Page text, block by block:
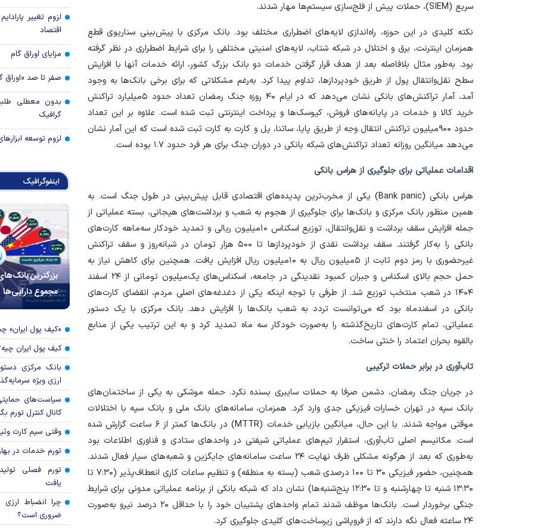
سریع (SIEM)، حملات پیش از فلج‌سازی سیستم‌ها مهار شدند.
نکته کلیدی در این حوزه، راه‌اندازی لایه‌های اضطراری مختلف بود. بانک مرکزی با پیش‌بینی سناریوی قطع
همزمان اینترنت، برق و اختلال در شبکه شتاب، لایه‌های امنیتی مختلفی را برای شرایط اضطراری در نظر گرفته
بود. به‌طور مثال بلافاصله بعد از هدف قرار گرفتن خدمات دو بانک بزرگ کشور، ارائه خدمات آنها با افزایش
سطح نقل‌و‌انتقال پول از طریق خودپردازها، تداوم پیدا کرد. به‌رغم مشکلاتی که برای برخی بانک‌ها به وجود
آمد، آمار تراکنش‌های بانکی نشان می‌دهد که در ایام ۴۰ روزه جنگ رمضان تعداد حدود ۵‌میلیارد تراکنش
خرید کالا و خدمات در پایانه‌های فروش، کیوسک‌ها و پرداخت اینترنتی ثبت شده است. علاوه بر این تعداد
حدود ۹۰۰‌میلیون تراکنش انتقال وجه از طریق پایا، ساتنا، پل و کارت به کارت ثبت شده است که این آمار نشان
می‌دهد میانگین روزانه تعداد تراکنش‌های شبکه بانکی در دوران جنگ برای هر فرد حدود ۱.۷ بوده است.
اقدامات عملیاتی برای جلوگیری از هراس بانکی
هراس بانکی (Bank panic) یکی از مخرب‌ترین پدیده‌های اقتصادی قابل پیش‌بینی در طول جنگ است. به
همین منظور بانک مرکزی و بانک‌ها برای جلوگیری از هجوم به شعب و برداشت‌های هیجانی، بسته عملیاتی از
جمله افزایش سقف برداشت و نقل‌و‌انتقال، توزیع اسکناس ۱۰میلیون ریالی و تمدید خودکار سه‌ماهه کارت‌های
بانکی را به‌کار گرفتند. سقف برداشت نقدی از خودپرداز‌ها تا ۵۰۰ هزار تومان در شبانه‌روز و سقف تراکنش
غیرحضوری با رمز دوم ثابت از ۵‌میلیون ریال به ۱۰‌میلیون ریال افزایش یافت. همچنین برای کاهش نیاز به
حمل حجم بالای اسکناس و جبران کمبود نقدینگی در جامعه، اسکناس‌های یک‌میلیون تومانی از ۲۴ اسفند
۱۴۰۴ در شعب منتخب توزیع شد. از طرفی با توجه اینکه یکی از دغدغه‌های اصلی مردم، انقضای کارت‌های
بانکی در اسفندماه بود که می‌توانست تردد به شعب بانک‌ها را افزایش دهد. بانک مرکزی با یک دستور
عملیاتی، تمام کارت‌های تاریخ‌گذشته را به‌صورت خودکار سه ماه تمدید کرد و به این ترتیب یکی از منابع
بالقوه بحران اعتماد را خنثی ساخت.
تاب‌آوری در برابر حملات ترکیبی
در جریان جنگ رمضان، دشمن صرفا به حملات سایبری بسنده نکرد. حمله موشکی به یکی از ساختمان‌های
بانک سپه در تهران خسارات فیزیکی جدی وارد کرد. همزمان، سامانه‌های بانک ملی و بانک سپه با اختلالات
موقتی مواجه شدند. با این حال، میانگین بازیابی خدمات (MTTR) در بانک‌ها کمتر از ۶ ساعت گزارش شده
است. مکانیسم اصلی تاب‌آوری، استقرار تیم‌های عملیاتی شیفتی در واحد‌های ستادی و فناوری اطلاعات بود
به‌طوری که بعد از هرگونه مشکلی ظرف نهایت ۲۴ ساعت سامانه‌های جایگزین و شعبه‌های سیار فعال شدند.
همچنین، حضور فیزیکی ۳۰ تا ۱۰۰ درصدی شعب (بسته به منطقه) و تنظیم ساعات کاری انعطاف‌پذیر (۷:۳۰ تا
۱۳:۳۰ شنبه تا چهارشنبه و تا ۱۲:۳۰ پنج‌شنبه‌ها) نشان داد که شبکه بانکی از برنامه عملیاتی مدونی برای شرایط
جنگی برخوردار است. بانک‌ها موظف شدند تمام واحد‌های پشتیبان خود را با حداقل ۲۰ درصد نیرو به‌صورت
۲۴ ساعته فعال نگه دارند که از فروپاشی زیرساخت‌های کلیدی جلوگیری کرد.
لزوم تغییر
اقتصاد
مزایای اوراق گام
صفر تا صد «اوراق
بدون معطلی
گرافیک
لزوم توسعه
اینفوگرافیک
بزرگترین
مجموع دارایی‌ها
«کیف پول ایران»
کیف پول ایران
بانک مرکزی
ارزی ویژه
سیاست‌های
کانال کنترل تورم
وقتی سیم کارت
تورم خدمات در بهار ۱۴۰۵ چقدر
تورم فصلی
یافت
چرا انضباط
ضروری است؟